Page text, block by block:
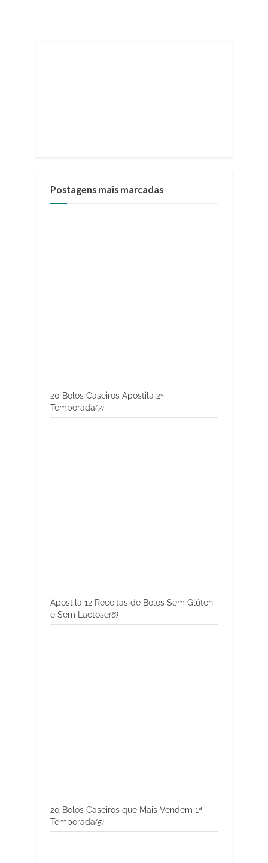
Postagens mais marcadas
20 Bolos Caseiros Apostila 2ª
Temporada(7)
Apostila 12 Receitas de Bolos Sem Glúten
e Sem Lactose(6)
20 Bolos Caseiros que Mais Vendem 1ª
Temporada(5)